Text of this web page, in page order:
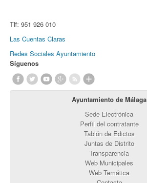
Tlf: 951 926 010
Las Cuentas Claras
Redes Sociales Ayuntamiento
Síguenos
Ayuntamiento de Málaga
Sede Electrónica
Perfil del contratante
Tablón de Edictos
Juntas de Distrito
Transparencia
Web Municipales
Web Temática